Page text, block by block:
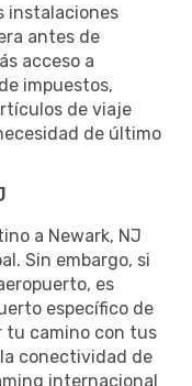
instalaciones
antes de
acceso a
impuestos,
de viaje
de último
a Newark, NJ
Sin embargo, si
es
específico de
tu camino con tus
conectividad de
internacional